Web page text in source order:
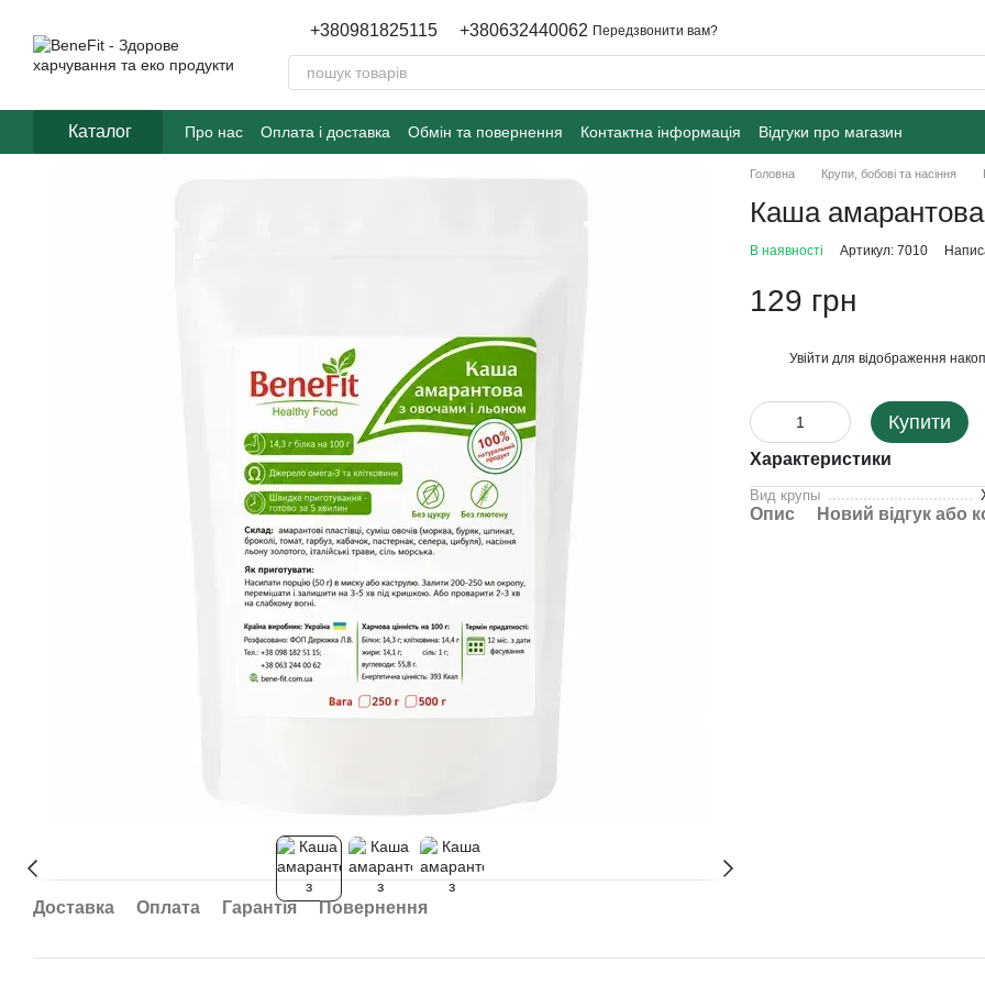
+380981825115 +380632440062 Передзвонити вам?
Каталог Про нас Оплата і доставка Обмін та повернення Контактна інформація Відгуки про магазин
Доставка Оплата Гарантія Повернення
Головна Крупи, бобові та насіння
Каша
В наявності Артикул: 7010
129 грн
Увійти для відображення
Купити
Характеристики
Вид крупы
Опис Новий відгук або